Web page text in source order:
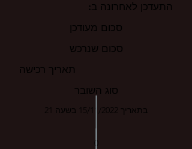
התעדכן לאחרונה ב:
סכום מעודכן
סכום שנרכש
תאריך רכישה
סוג השובר
בתאריך 15/11/2022 בשעה 21
0